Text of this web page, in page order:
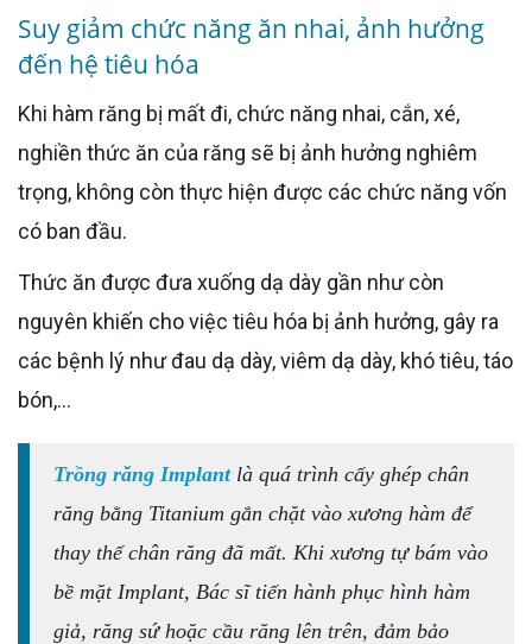
Suy giảm chức năng ăn nhai, ảnh hưởng
đến hệ tiêu hóa
Khi hàm răng bị mất đi, chức năng nhai, cắn, xé,
nghiền thức ăn của răng sẽ bị ảnh hưởng nghiêm
trọng, không còn thực hiện được các chức năng vốn
có ban đầu.
Thức ăn được đưa xuống dạ dày gần như còn
nguyên khiến cho việc tiêu hóa bị ảnh hưởng, gây ra
các bệnh lý như đau dạ dày, viêm dạ dày, khó tiêu, táo
bón,...
Trồng răng Implantlà quá trình cấy ghép chân
răng bằng Titanium gắn chặt vào xương hàm để
thay thế chân răng đã mất. Khi xương tự bám vào
bề mặt Implant, Bác sĩ tiến hành phục hình hàm
giả, răng sứ hoặc cầu răng lên trên, đảm bảo